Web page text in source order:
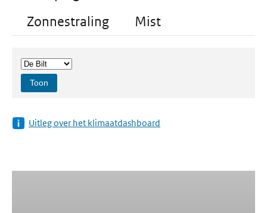
Zonnestraling
Mist
Toon
Uitleg over het klimaatdashboard